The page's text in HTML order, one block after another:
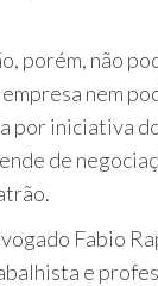
porém, não
nem
por iniciativa
de
Fabio
e